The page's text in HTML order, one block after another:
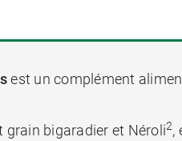
est un complément
grain bigaradier et Néroli2,